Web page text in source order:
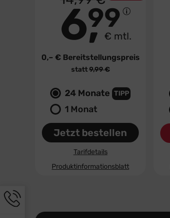
699
€ mtl.
0,– €Bereitstellungspreis
statt9,99 €
24 Monate TIPP
1 Monat
Jetzt bestellen
Tarifdetails
Produktinformationsblatt
Hotline-
Informationen